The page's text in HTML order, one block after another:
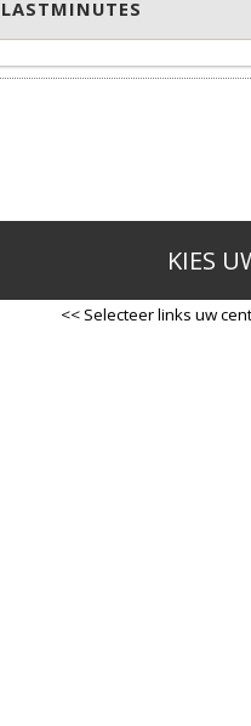
LASTMINUTES
KIES
<< Selecteer links uw